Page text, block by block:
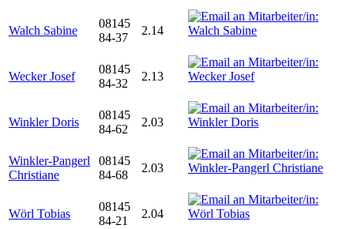
Walch Sabine
08145
84-37
2.14
Wecker Josef
08145
84-32
2.13
Winkler Doris
08145
84-62
2.03
Winkler-Pangerl
Christiane
08145
84-68
2.03
Wörl Tobias
08145
84-21
2.04